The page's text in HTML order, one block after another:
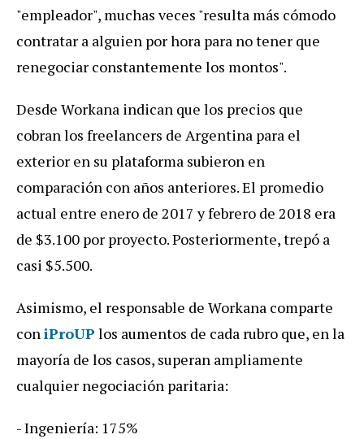
"empleador", muchas veces "resulta más cómodo
contratar a alguien por hora para no tener que
renegociar constantemente los montos".
Desde Workana indican que los precios que
cobran los freelancers de Argentina para el
exterior en su plataforma subieron en
comparación con años anteriores. El promedio
actual entre enero de 2017 y febrero de 2018 era
de $3.100 por proyecto. Posteriormente, trepó a
casi $5.500.
Asimismo, el responsable de Workana comparte
coniProUP los aumentos de cada rubro que, en la
mayoría de los casos, superan ampliamente
cualquier negociación paritaria:
- Ingeniería: 175%